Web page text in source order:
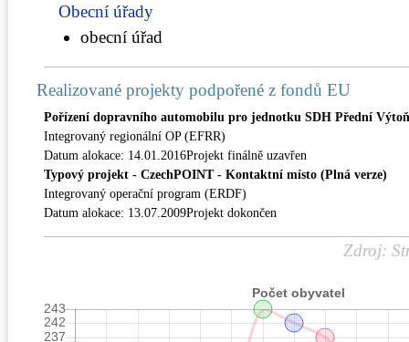
Obecní úřady
obecní úřad
Realizované projekty podpořené z fondů EU
Pořízení dopravního automobilu pro jednotku SDH Přední Výtoň
Integrovaný regionální OP (EFRR)
Datum alokace: 14.01.2016Projekt finálně uzavřen
Typový projekt - CzechPOINT - Kontaktní místo (Plná verze)
Integrovaný operační program (ERDF)
Datum alokace: 13.07.2009Projekt dokončen
Zdroj: